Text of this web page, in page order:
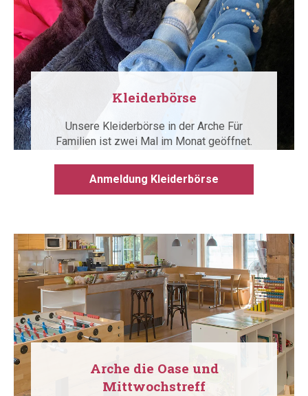
Kleiderbörse
Unsere Kleiderbörse in der Arche Für
Familien ist zwei Mal im Monat geöffnet.
Anmeldung Kleiderbörse
Arche die Oase und
Mittwochstreff